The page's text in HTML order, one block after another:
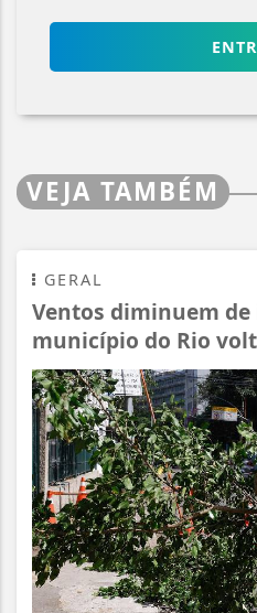
VEJA TAMBÉM
GERAL
Ventos diminuem
município do Rio